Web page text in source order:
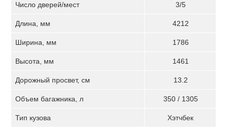
Число дверей/мест 3/5
Длина, мм 4212
Ширина, мм 1786
Высота, мм 1461
Дорожный просвет, см 13.2
Объем багажника, л 350 / 1305
Тип кузова Хэтчбек